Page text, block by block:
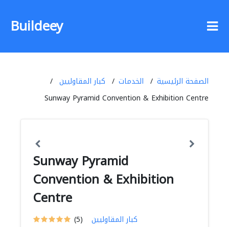
Buildeey
الصفحة الرئيسية الخدمات
كبار المقاوليين
Sunway Pyramid Convention & Exhibition Centre
Sunway Pyramid
Convention & Exhibition
Centre
(5) كبار المقاوليين